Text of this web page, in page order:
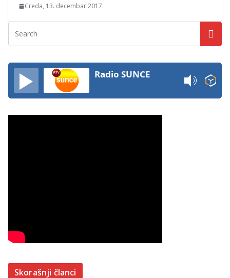
Creda, 13. decembar 2017.
Radio SUNCE
Skorašnji članci